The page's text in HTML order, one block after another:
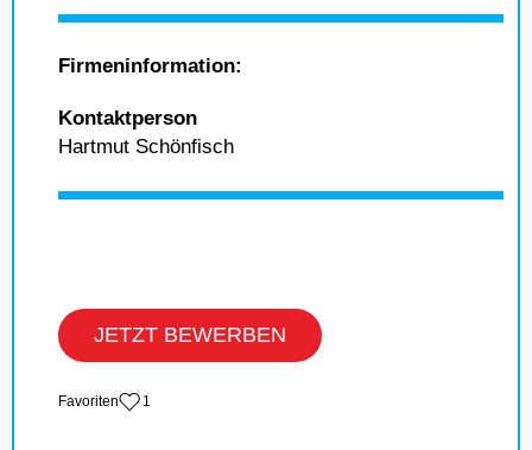
Firmeninformation:
Kontaktperson
Hartmut Schönfisch
JETZT BEWERBEN
‏Favoriten 1